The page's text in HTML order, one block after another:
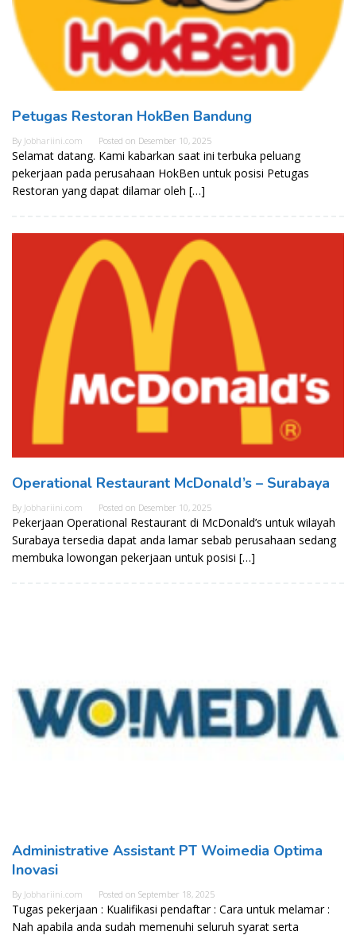
Petugas Restoran HokBen Bandung
By Jobhariini.com Posted on Desember 10, 2025
Selamat datang. Kami kabarkan saat ini terbuka peluang
pekerjaan pada perusahaan HokBen untuk posisi Petugas
Restoran yang dapat dilamar oleh […]
Operational Restaurant McDonald’s – Surabaya
By Jobhariini.com Posted on Desember 10, 2025
Pekerjaan Operational Restaurant di McDonald’s untuk wilayah
Surabaya tersedia dapat anda lamar sebab perusahaan sedang
membuka lowongan pekerjaan untuk posisi […]
Administrative Assistant PT Woimedia Optima
Inovasi
By Jobhariini.com Posted on September 18, 2025
Tugas pekerjaan : Kualifikasi pendaftar : Cara untuk melamar :
Nah apabila anda sudah memenuhi seluruh syarat serta